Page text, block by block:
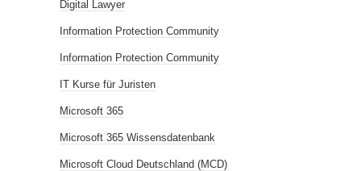
Digital Lawyer
Information Protection Community
Information Protection Community
IT Kurse für Juristen
Microsoft 365
Microsoft 365 Wissensdatenbank
Microsoft Cloud Deutschland (MCD)